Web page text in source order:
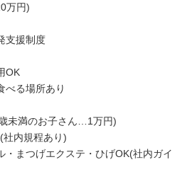
万円)
支援制度
OK
る場所あり
未満のお子さん…1万円)
内規程あり)
まつげエクステ・ひげOK(社内ガイ